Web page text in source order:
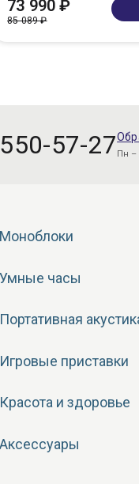
73 990 ₽
85 089 ₽
57-27Пн –
Моноблоки
Умные часы
Портативная
Игровые приставки
Красота и здоровье
Аксессуары